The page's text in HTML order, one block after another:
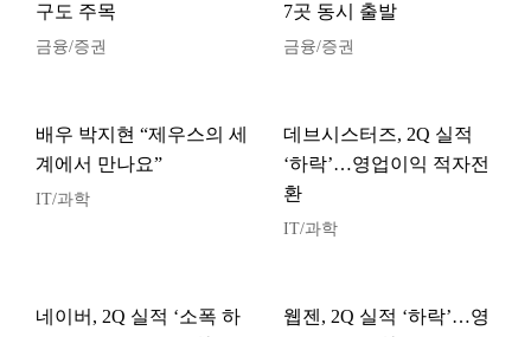
구도 주목
금융/증권
7곳 동시 출발
금융/증권
배우 박지현 “제우스의 세
계에서 만나요”
IT/과학
데브시스터즈, 2Q 실적
‘하락’…영업이익 적자전
환
IT/과학
네이버, 2Q 실적 ‘소폭 하
웹젠, 2Q 실적 ‘하락’…영